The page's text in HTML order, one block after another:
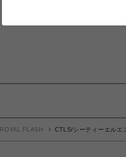
ROYAL FLASH CTLS/シーティーエルエ